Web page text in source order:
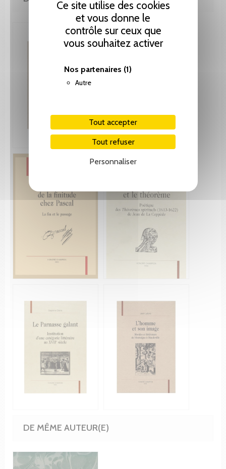
Ce site utilise des cookies
et vous donne le
contrôle sur ceux que
vous souhaitez activer
Nos partenaires (1)
Autre
Tout accepter
Tout refuser
Personnaliser
DE MÊME AUTEUR(E)